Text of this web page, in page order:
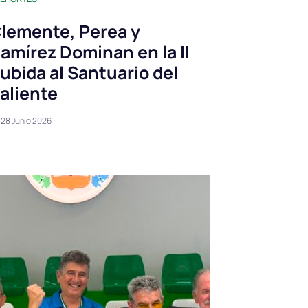
Perea y
Dominan en la II
al Santuario del
28 Junio 2026